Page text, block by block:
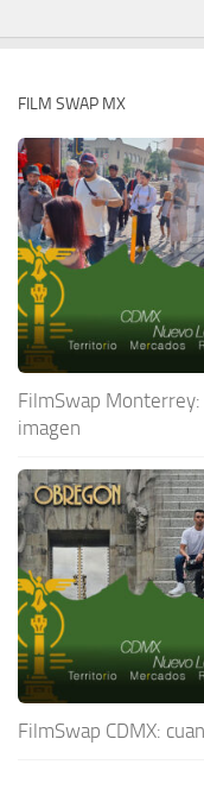
FILM SWAP MX
FilmSwap
imagen
FilmSwap CDMX: